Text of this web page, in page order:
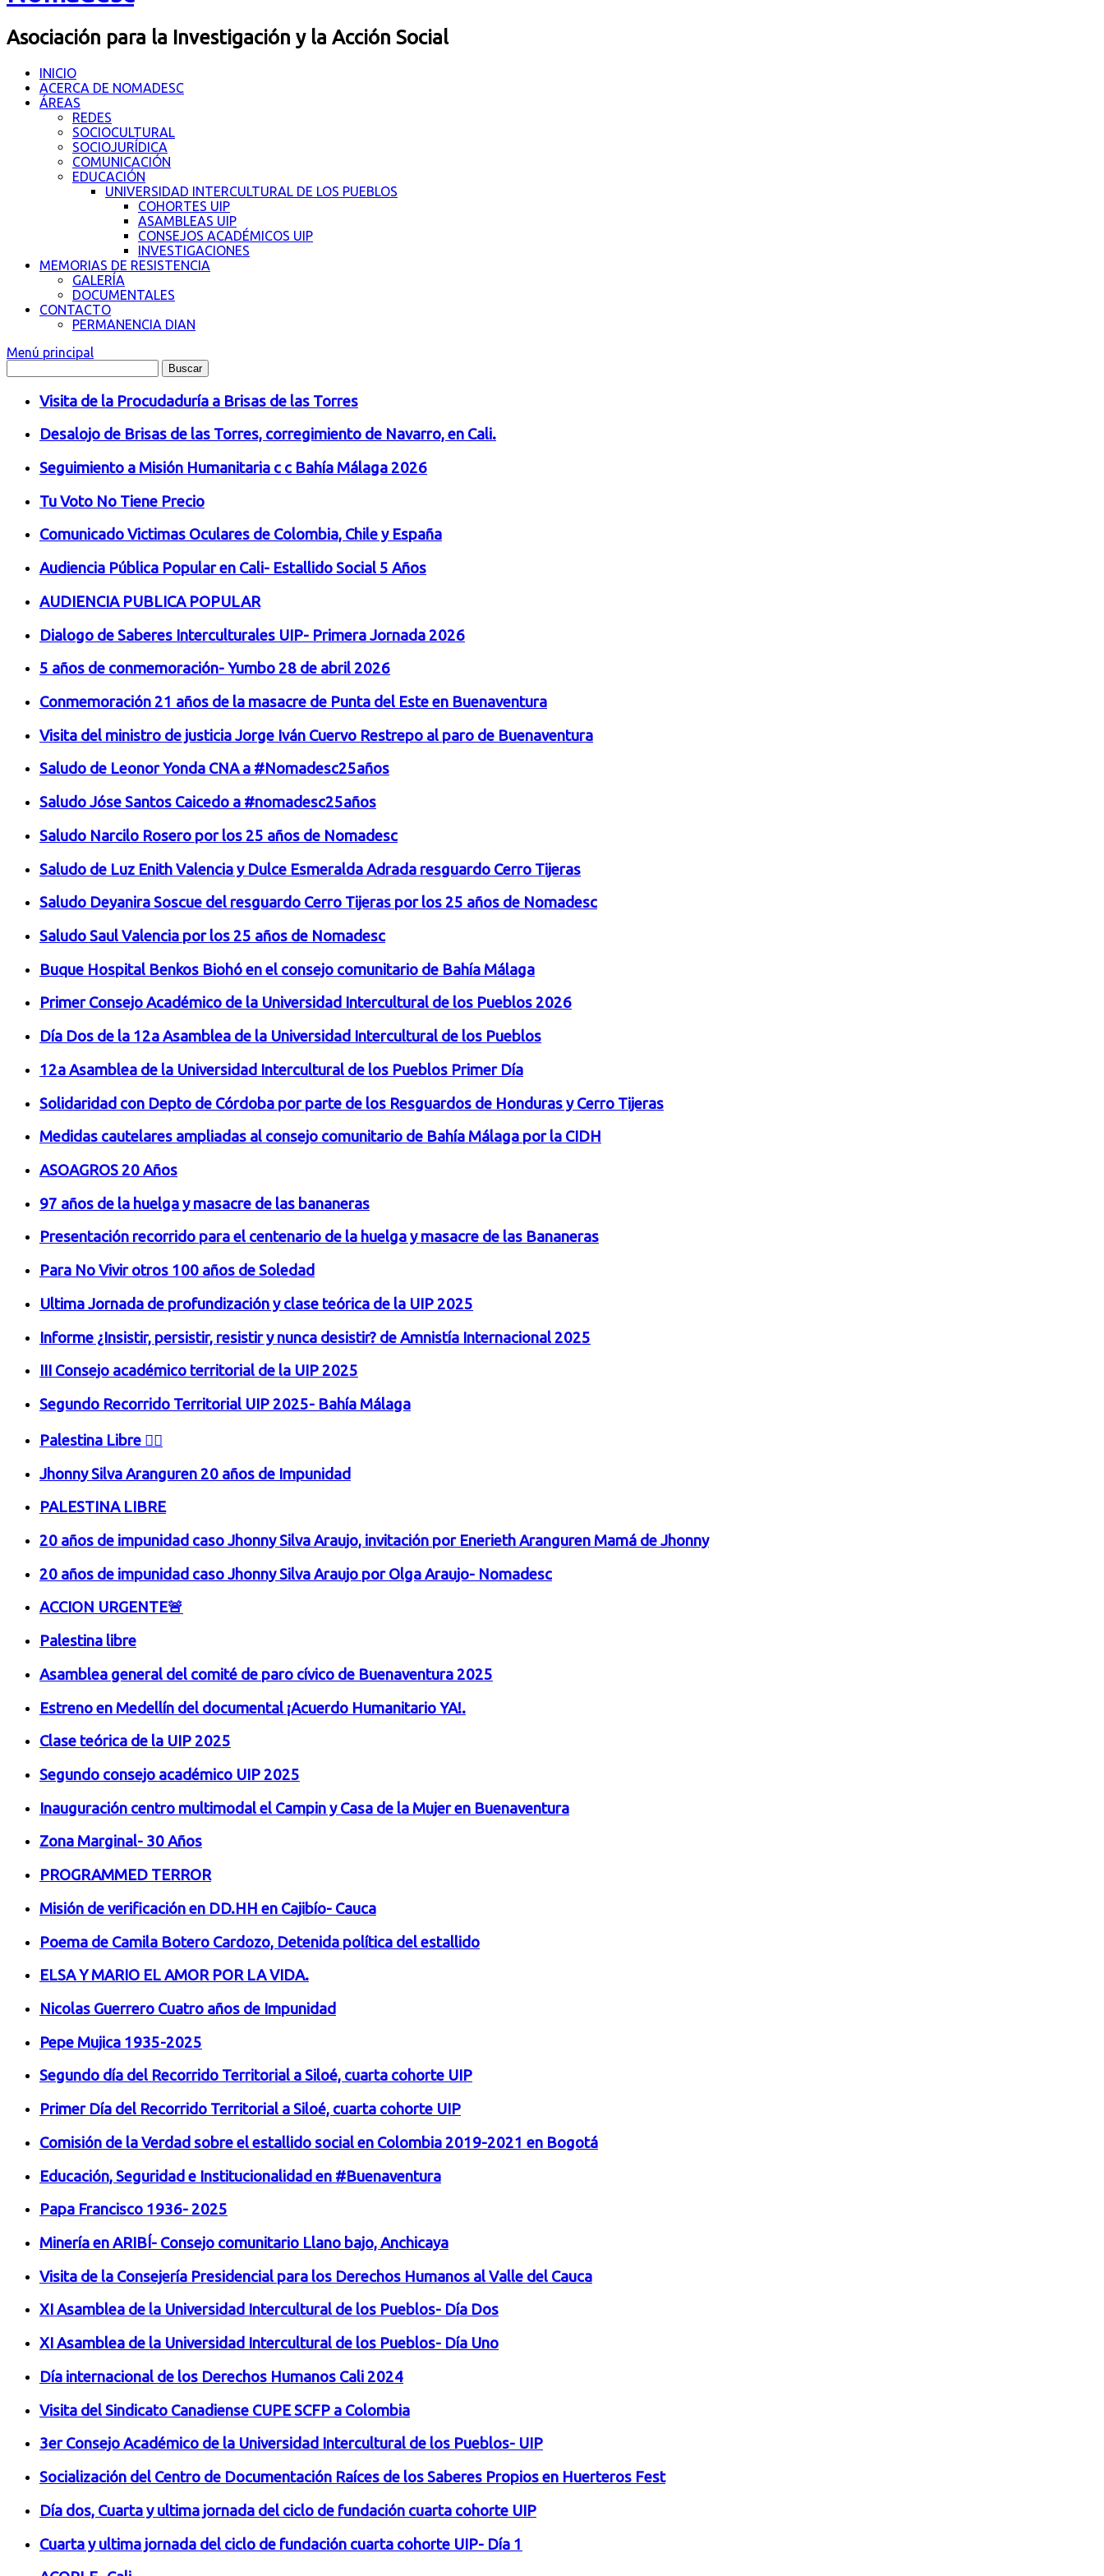
Asociación para la Investigación y la Acción Social
INICIO
ACERCA DE NOMADESC
ÁREAS
REDES
SOCIOCULTURAL
SOCIOJURÍDICA
COMUNICACIÓN
EDUCACIÓN
UNIVERSIDAD INTERCULTURAL DE LOS PUEBLOS
COHORTES UIP
ASAMBLEAS UIP
CONSEJOS ACADÉMICOS UIP
INVESTIGACIONES
MEMORIAS DE RESISTENCIA
GALERÍA
DOCUMENTALES
CONTACTO
PERMANENCIA DIAN
Menú principal
Visita de la Procudaduría a Brisas de las Torres
Desalojo de Brisas de las Torres, corregimiento de Navarro, en Cali.
Seguimiento a Misión Humanitaria c c Bahía Málaga 2026
Tu Voto No Tiene Precio
Comunicado Victimas Oculares de Colombia, Chile y España
Audiencia Pública Popular en Cali- Estallido Social 5 Años
AUDIENCIA PUBLICA POPULAR
Dialogo de Saberes Interculturales UIP- Primera Jornada 2026
5 años de conmemoración- Yumbo 28 de abril 2026
Conmemoración 21 años de la masacre de Punta del Este en Buenaventura
Visita del ministro de justicia Jorge Iván Cuervo Restrepo al paro de Buenaventura
Saludo de Leonor Yonda CNA a #Nomadesc25años
Saludo Jóse Santos Caicedo a #nomadesc25años
Saludo Narcilo Rosero por los 25 años de Nomadesc
Saludo de Luz Enith Valencia y Dulce Esmeralda Adrada resguardo Cerro Tijeras
Saludo Deyanira Soscue del resguardo Cerro Tijeras por los 25 años de Nomadesc
Saludo Saul Valencia por los 25 años de Nomadesc
Buque Hospital Benkos Biohó en el consejo comunitario de Bahía Málaga
Primer Consejo Académico de la Universidad Intercultural de los Pueblos 2026
Día Dos de la 12a Asamblea de la Universidad Intercultural de los Pueblos
12a Asamblea de la Universidad Intercultural de los Pueblos Primer Día
Solidaridad con Depto de Córdoba por parte de los Resguardos de Honduras y Cerro Tijeras
Medidas cautelares ampliadas al consejo comunitario de Bahía Málaga por la CIDH
ASOAGROS 20 Años
97 años de la huelga y masacre de las bananeras
Presentación recorrido para el centenario de la huelga y masacre de las Bananeras
Para No Vivir otros 100 años de Soledad
Ultima Jornada de profundización y clase teórica de la UIP 2025
Informe ¿Insistir, persistir, resistir y nunca desistir? de Amnistía Internacional 2025
III Consejo académico territorial de la UIP 2025
Segundo Recorrido Territorial UIP 2025- Bahía Málaga
Palestina Libre ✊🏾
Jhonny Silva Aranguren 20 años de Impunidad
PALESTINA LIBRE
20 años de impunidad caso Jhonny Silva Araujo, invitación por Enerieth Aranguren Mamá de Jhonny
20 años de impunidad caso Jhonny Silva Araujo por Olga Araujo- Nomadesc
ACCION URGENTE🚨
Palestina libre
Asamblea general del comité de paro cívico de Buenaventura 2025
Estreno en Medellín del documental ¡Acuerdo Humanitario YA!.
Clase teórica de la UIP 2025
Segundo consejo académico UIP 2025
Inauguración centro multimodal el Campin y Casa de la Mujer en Buenaventura
Zona Marginal- 30 Años
PROGRAMMED TERROR
Misión de verificación en DD.HH en Cajibío- Cauca
Poema de Camila Botero Cardozo, Detenida política del estallido
ELSA Y MARIO EL AMOR POR LA VIDA.
Nicolas Guerrero Cuatro años de Impunidad
Pepe Mujica 1935-2025
Segundo día del Recorrido Territorial a Siloé, cuarta cohorte UIP
Primer Día del Recorrido Territorial a Siloé, cuarta cohorte UIP
Comisión de la Verdad sobre el estallido social en Colombia 2019-2021 en Bogotá
Educación, Seguridad e Institucionalidad en #Buenaventura
Papa Francisco 1936- 2025
Minería en ARIBÍ- Consejo comunitario Llano bajo, Anchicaya
Visita de la Consejería Presidencial para los Derechos Humanos al Valle del Cauca
XI Asamblea de la Universidad Intercultural de los Pueblos- Día Dos
XI Asamblea de la Universidad Intercultural de los Pueblos- Día Uno
Día internacional de los Derechos Humanos Cali 2024
Visita del Sindicato Canadiense CUPE SCFP a Colombia
3er Consejo Académico de la Universidad Intercultural de los Pueblos- UIP
Socialización del Centro de Documentación Raíces de los Saberes Propios en Huerteros Fest
Día dos, Cuarta y ultima jornada del ciclo de fundación cuarta cohorte UIP
Cuarta y ultima jornada del ciclo de fundación cuarta cohorte UIP- Día 1